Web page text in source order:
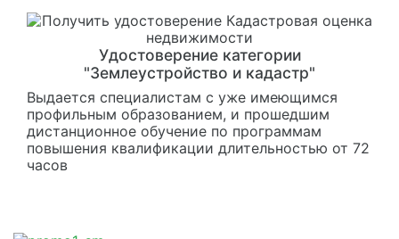
Удостоверение категории
"Землеустройство и кадастр"
Выдается специалистам с уже имеющимся
профильным образованием, и прошедшим
дистанционное обучение по программам
повышения квалификации длительностью от 72
часов